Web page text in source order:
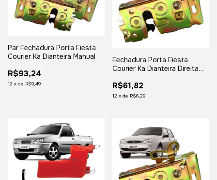
Par Fechadura Porta Fiesta
Courier Ka Dianteira Manual
R$93,24
12 x de R$9,49
Fechadura Porta Fiesta
Courier Ka Dianteira Direita
R$61,82
12 x de R$6,29